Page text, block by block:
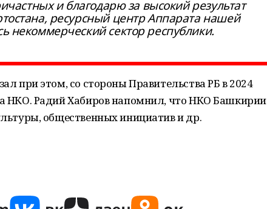
и благодарю за высокий результат
ресурсный центр Аппарата нашей
некоммерческий сектор республики.
при этом, со стороны Правительства РБ в 2024
НКО. Радий Хабиров напомнил, что НКО Башкирии
общественных инициатив и др.